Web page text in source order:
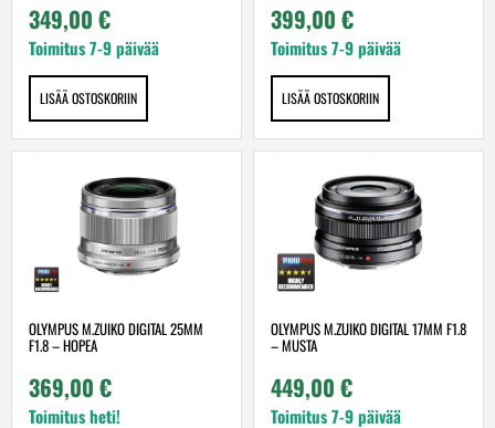
349,00 €
Toimitus 7-9 päivää
LISÄÄ OSTOSKORIIN
399,00 €
Toimitus 7-9 päivää
LISÄÄ OSTOSKORIIN
OLYMPUS M.ZUIKO DIGITAL 25MM
F1.8 – HOPEA
369,00 €
Toimitus heti!
OLYMPUS M.ZUIKO DIGITAL 17MM F1.8
– MUSTA
449,00 €
Toimitus 7-9 päivää